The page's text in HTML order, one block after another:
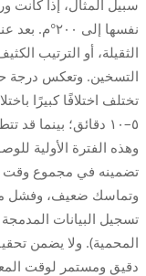
نفسها إلى ٢٠٠°م.
بعد
الثقيلة، أو الترتيب
تختلف اختلافًا كبيرًا
وهذه الفترة الأولية
تضمينه في مجموع وقت
وتماسك ضعيف، وفشل
تسجيل البيانات
المحمية). ولا يضمن تحقيق
دقيق ومستمر لوقت